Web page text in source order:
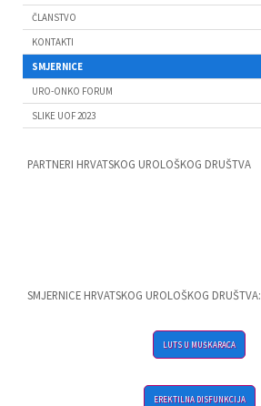
ČLANSTVO
KONTAKTI
SMJERNICE
URO-ONKO FORUM
SLIKE UOF 2023
PARTNERI HRVATSKOG UROLOŠKOG DRUŠTVA
SMJERNICE HRVATSKOG UROLOŠKOG DRUŠTVA:
LUTS U MUŠKARACA
EREKTILNA DISFUNKCIJA